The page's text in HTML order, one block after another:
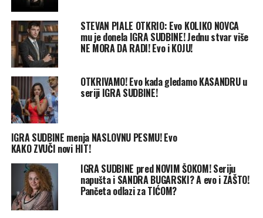
STEVAN PIALE OTKRIO: Evo KOLIKO NOVCA
mu je donela IGRA SUDBINE! Jednu stvar više
NE MORA DA RADI! Evo i KOJU!
OTKRIVAMO! Evo kada gledamo KASANDRU u
seriji IGRA SUDBINE!
IGRA SUDBINE menja NASLOVNU PESMU! Evo
KAKO ZVUČI novi HIT!
IGRA SUDBINE pred NOVIM ŠOKOM! Seriju
napušta i SANDRA BUGARSKI? A evo i ZAŠTO!
Pančeta odlazi za TIĆOM?